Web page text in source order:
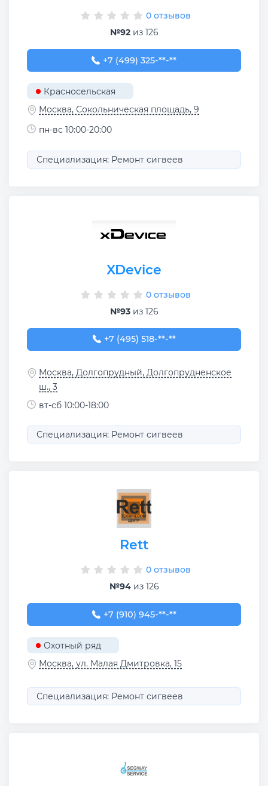
0 отзывов
№92из 126
+7 (499) 325-53-81
+7 (499) 325-**-**
Красносельская
Москва, Сокольническая площадь, 9
пн-вс 10:00-20:00
Специализация: Ремонт сигвеев
XDevice
0 отзывов
№93из 126
+7 (495) 518-42-77
+7 (495) 518-**-**
Москва, Долгопрудный, Долгопрудненское
ш., 3
вт-сб 10:00-18:00
Специализация: Ремонт сигвеев
Rett
0 отзывов
№94из 126
+7 (910) 945-09-47
+7 (910) 945-**-**
Охотный ряд
Москва, ул. Малая Дмитровка, 15
Специализация: Ремонт сигвеев